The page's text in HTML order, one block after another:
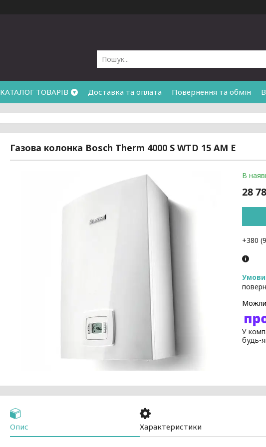
КАТАЛОГ ТОВАРІВ Доставка та оплата Повернення та обмін
Газова колонка Bosch Therm 4000 S WTD 15 AM E
В
28
+380
У
будь-
Опис Характеристики